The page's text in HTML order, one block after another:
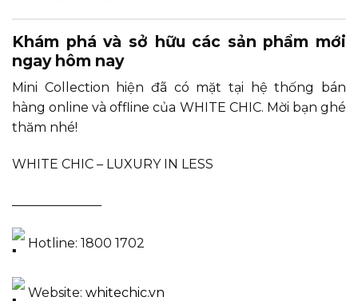
Khám phá và sở hữu các sản phẩm mới
ngay hôm nay
Mini Collection hiện đã có mặt tại hệ thống bán
hàng online và offline của WHITE CHIC. Mời bạn ghé
thăm nhé!
WHITE CHIC – LUXURY IN LESS
Hotline: 1800 1702
Website: whitechic.vn